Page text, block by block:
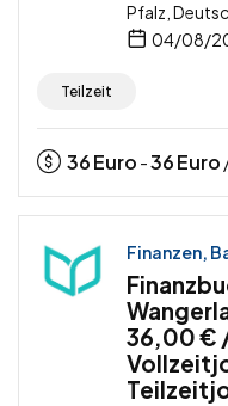
Pfalz,
04/08/
Teilzeit
36Euro -36Euro
Finanzen,
36,00 €